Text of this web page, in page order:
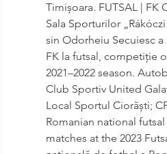
Timișoara. FUTSAL |
Sala Sporturilor
sin Odorheiu Secuiesc
FK la futsal, competiție
2021–2022 season.
Club Sportiv United
Local Sportul Ciorăști;
Romanian national
matches at the 2023